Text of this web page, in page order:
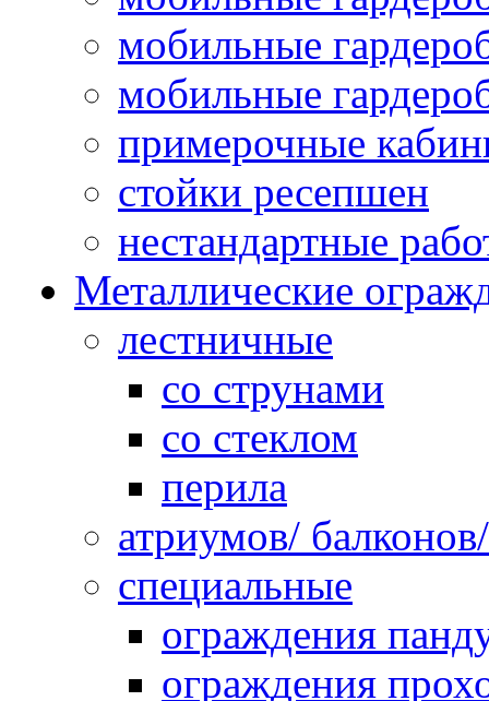
мобильные
мобильные
примерочные
стойки ресепшен
нестандартные
Металлические
лестничные
со струнами
со стеклом
перила
атриумов/
специальные
ограждения
ограждения